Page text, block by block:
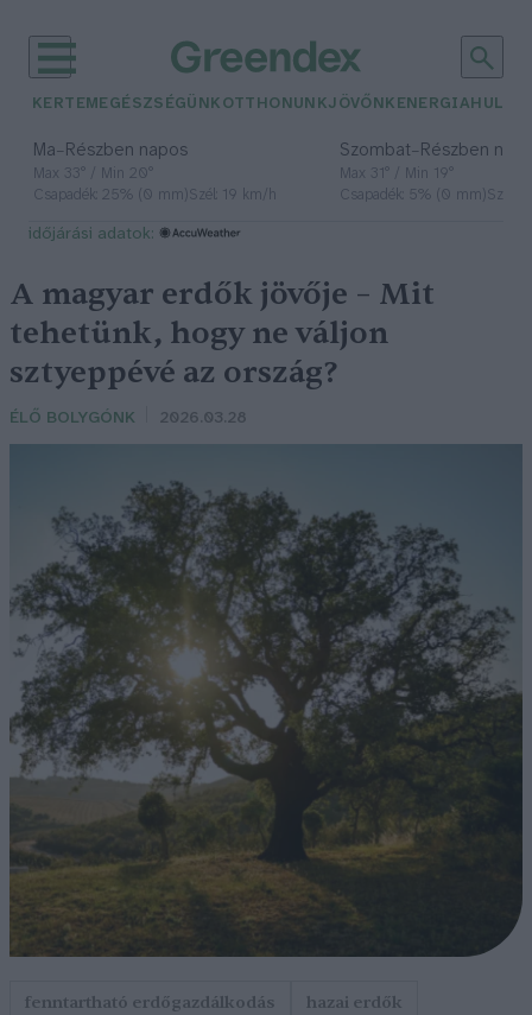
KERTEM EGÉSZSÉGÜNK OTTHONUNKJÖVŐNK ENERGIA
Ma– Részben napos
Max 33° / Min 20°
Csapadék: 25% (0 mm)Szél: 19 km/h
Szombat– Részben
Max 31° / Min 19°
Csapadék: 5% (0 mm)Szél:
időjárási adatok:
A magyar erdők jövője – Mit
tehetünk, hogy ne váljon
sztyeppévé az ország?
ÉLŐ BOLYGÓNK 2026.03.28
fenntartható erdőgazdálkodás
hazai erdők